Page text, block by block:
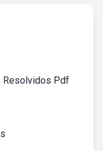
Resolvidos Pdf